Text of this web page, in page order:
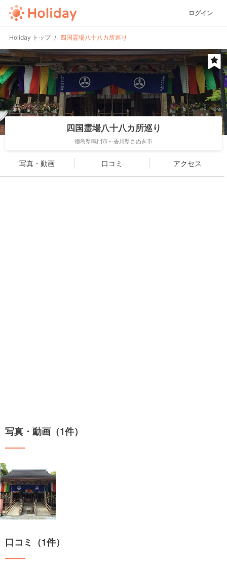
ログイン
Holiday トップ 四国霊場八十八カ所巡り
四国霊場八十八カ所巡り
徳島県鳴門市～香川県さぬき市
写真・動画 口コミ アクセス
写真・動画（1件）
口コミ（1件）